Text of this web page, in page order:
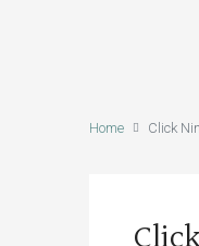
Home Click